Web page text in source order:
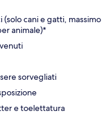
(solo cani e gatti, massimo
animale)*
sorvegliati
e toelettatura